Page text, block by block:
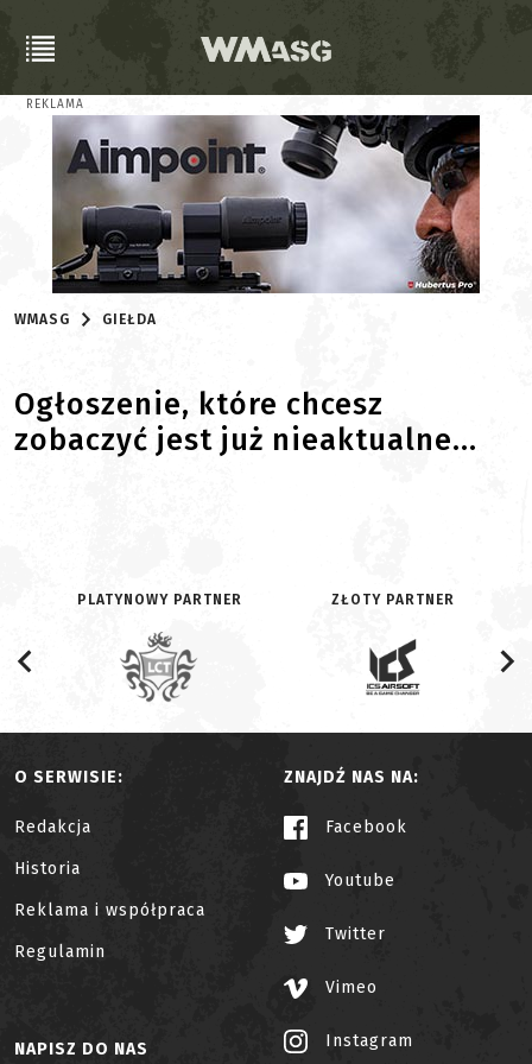
REKLAMA
WMASG GIEŁDA
Ogłoszenie, które chcesz
zobaczyć jest już nieaktualne...
PLATYNOWY PARTNER ZŁOTY PARTNER
O SERWISIE:
Redakcja
Historia
Reklama i współpraca
Regulamin
ZNAJDŹ NAS NA:
Facebook
Youtube
Twitter
Vimeo
Instagram
NAPISZ DO NAS